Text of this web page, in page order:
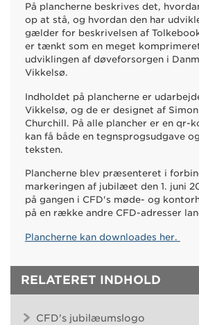
På plancherne beskrives det,
op at stå, og hvordan den har
gælder for beskrivelsen af
er tænkt som en meget
udviklingen af døveforsorgen i
Vikkelsø.
Indholdet på plancherne er
Vikkelsø, og de er designet af
Churchill. På alle plancher er en qr-
kan få både en tegnsprogsudgave
teksten.
Plancherne blev præsenteret i
markeringen af jubilæet den 1. juni
på gangen i CFD's møde- og
på en række andre CFD-adresser
Plancherne kan downloades her.
RELATERET INDHOLD
CFD's jubilæumslogo